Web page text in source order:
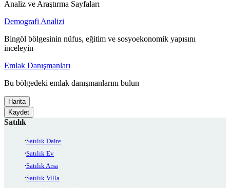
Analiz ve Araştırma Sayfaları
Demografi Analizi
Bingöl bölgesinin nüfus, eğitim ve sosyoekonomik yapısını
inceleyin
Emlak Danışmanları
Bu bölgedeki emlak danışmanlarını bulun
Harita
Kaydet
Satılık
Satılık Daire
Satılık Ev
Satılık Arsa
Satılık Villa